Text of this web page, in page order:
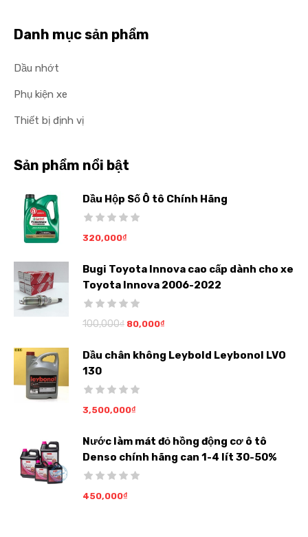
Danh mục sản phẩm
Dầu nhớt
Phụ kiện xe
Thiết bị định vị
Sản phẩm nổi bật
Dầu Hộp Số Ô tô Chính Hãng
320,000₫
Bugi Toyota Innova cao cấp dành cho xe
Toyota Innova 2006-2022
100,000₫ 80,000₫
Dầu chân không Leybold Leybonol LVO
130
3,500,000₫
Nước làm mát đỏ hồng động cơ ô tô
Denso chính hãng can 1-4 lít 30-50%
450,000₫